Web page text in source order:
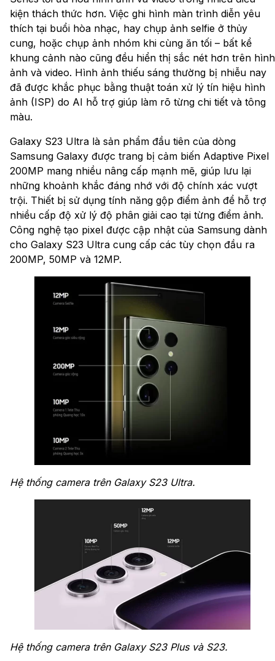
kiện thách thức hơn. Việc ghi hình màn trình diễn yêu
thích tại buổi hòa nhạc, hay chụp ảnh selfie ở thủy
cung, hoặc chụp ảnh nhóm khi cùng ăn tối – bất kể
khung cảnh nào cũng đều hiển thị sắc nét hơn trên hình
ảnh và video. Hình ảnh thiếu sáng thường bị nhiễu nay
đã được khắc phục bằng thuật toán xử lý tín hiệu hình
ảnh (ISP) do AI hỗ trợ giúp làm rõ từng chi tiết và tông
màu.
Galaxy S23 Ultra là sản phẩm đầu tiên của dòng
Samsung Galaxy được trang bị cảm biến Adaptive Pixel
200MP mang nhiều nâng cấp mạnh mẽ, giúp lưu lại
những khoảnh khắc đáng nhớ với độ chính xác vượt
trội. Thiết bị sử dụng tính năng gộp điểm ảnh để hỗ trợ
nhiều cấp độ xử lý độ phân giải cao tại từng điểm ảnh.
Công nghệ tạo pixel được cập nhật của Samsung dành
cho Galaxy S23 Ultra cung cấp các tùy chọn đầu ra
200MP, 50MP và 12MP.
Hệ thống camera trên Galaxy S23 Ultra.
Hệ thống camera trên Galaxy S23 Plus và S23.